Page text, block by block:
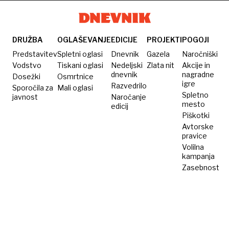
za
ubitega
vojaka
javilo se
je osem
Slovencev
DRUŽBA
Predstavitev
Vodstvo
Dosežki
Sporočila za
javnost
OGLAŠEVANJE
Spletni oglasi
Tiskani oglasi
Osmrtnice
Mali oglasi
EDICIJE
Dnevnik
Nedeljski
dnevnik
Razvedrilo
Naročanje
edicij
PROJEKTI
Gazela
Zlata nit
POGOJI
Naročniški
Akcije in
nagradne
igre
Spletno
mesto
Piškotki
Avtorske
pravice
Volilna
kampanja
Zasebnost